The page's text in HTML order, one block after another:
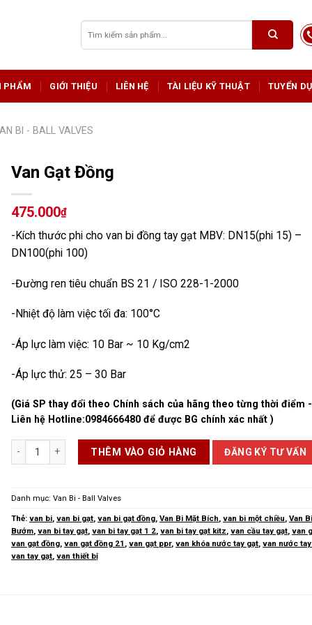
kiếm:
PHẨM GIỚI THIỆU LIÊN HỆ TÀI LIỆU KỸ THUẬT TUYỂN
BI - BALL VALVES
Van Gạt Đồng
475.000₫
-Kích thước phi cho van bi đồng tay gạt MBV: DN15(phi 15) –
DN100(phi 100)
-Đường ren tiêu chuẩn BS 21 / ISO 228-1-2000
-Nhiệt độ làm việc tối đa: 100°C
-Áp lực làm việc: 10 Bar ~ 10 Kg/cm2
-Áp lực thử: 25 – 30 Bar
(Giá SP thay đổi theo Chính sách của hãng theo từng thời điểm
Liên hệ Hotline:0984666480 để được BG chính xác nhất )
Van Gạt Đồng số lượng
THÊM VÀO GIỎ HÀNG ĐĂNG KÝ TƯ VẤN
Danh mục:Van Bi - Ball Valves
Thẻ:van bi,van bi gạt,van bi gạt đồng,Van Bi Mặt Bích,van bi một chiều,Van
Bướm,van bi tay gạt,van bi tay gạt 1 2,van bi tay gạt kitz,van cầu tay gạt,van
van gạt đồng,van gạt đồng 21 ,van gạt ppr,van khóa nước tay gạt,van nước
van tay gạt,van thiết bị